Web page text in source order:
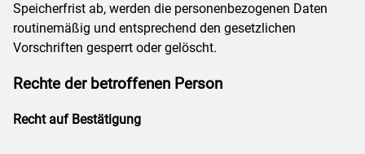
Speicherfrist ab, werden die personenbezogenen Daten
routinemäßig und entsprechend den gesetzlichen
Vorschriften gesperrt oder gelöscht.
Rechte der betroffenen Person
Recht auf Bestätigung